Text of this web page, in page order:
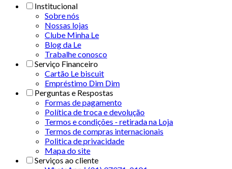
Institucional
Sobre nós
Nossas lojas
Clube Minha Le
Blog da Le
Trabalhe conosco
Serviço Financeiro
Cartão Le biscuit
Empréstimo Dim Dim
Perguntas e Respostas
Formas de pagamento
Política de troca e devolução
Termos e condições - retirada na Loja
Termos de compras internacionais
Politica de privacidade
Mapa do site
Serviços ao cliente